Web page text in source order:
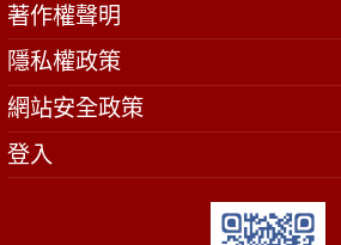
著作權聲明
隱私權政策
網站安全政策
登入